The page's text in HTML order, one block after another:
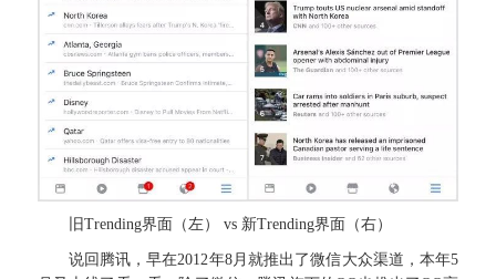
旧Trending界面（左） vs 新Trending界面（右）
说回腾讯，早在2012年8月就推出了微信大众渠道，本年5